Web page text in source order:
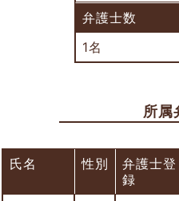
弁護士数
1名
所属
氏名 性別
弁護士登
録